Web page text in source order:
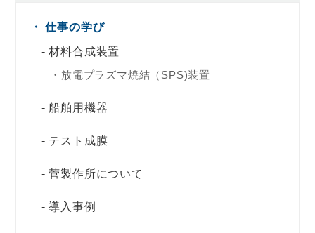
仕事の学び
材料合成装置
放電プラズマ焼結（SPS)装置
船舶用機器
テスト成膜
菅製作所について
導入事例